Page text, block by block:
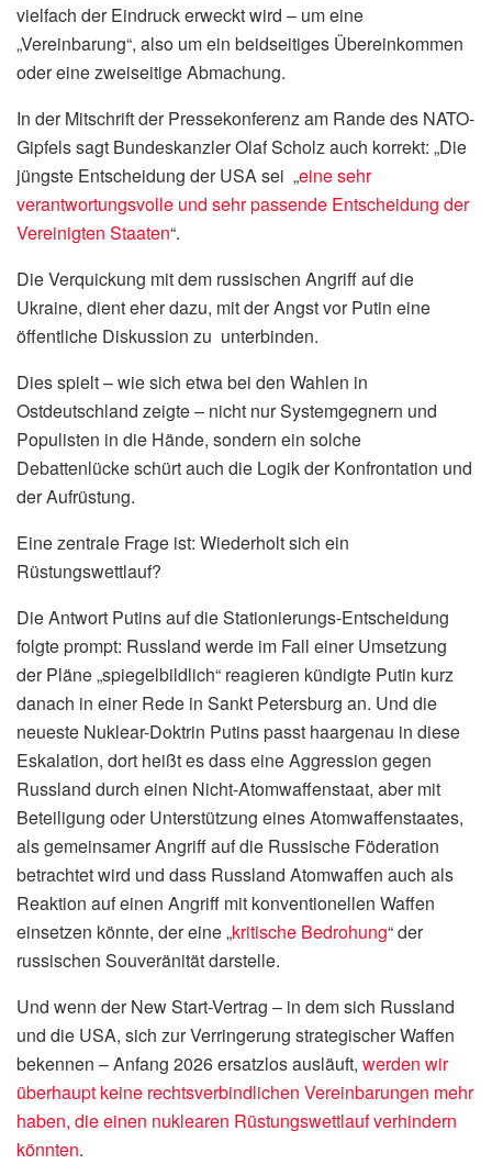
vielfach der Eindruck erweckt wird – um eine
„Vereinbarung“, also um ein beidseitiges Übereinkommen
oder eine zweiseitige Abmachung.
In der Mitschrift der Pressekonferenz am Rande des NATO-
Gipfels sagt Bundeskanzler Olaf Scholz auch korrekt: „Die
jüngste Entscheidung der USA sei „eine sehr
verantwortungsvolle und sehr passende Entscheidung der
Vereinigten Staaten“.
Die Verquickung mit dem russischen Angriff auf die
Ukraine, dient eher dazu, mit der Angst vor Putin eine
öffentliche Diskussion zu unterbinden.
Dies spielt – wie sich etwa bei den Wahlen in
Ostdeutschland zeigte – nicht nur Systemgegnern und
Populisten in die Hände, sondern ein solche
Debattenlücke schürt auch die Logik der Konfrontation und
der Aufrüstung.
Eine zentrale Frage ist: Wiederholt sich ein
Rüstungswettlauf?
Die Antwort Putins auf die Stationierungs-Entscheidung
folgte prompt: Russland werde im Fall einer Umsetzung
der Pläne „spiegelbildlich“ reagieren kündigte Putin kurz
danach in einer Rede in Sankt Petersburg an. Und die
neueste Nuklear-Doktrin Putins passt haargenau in diese
Eskalation, dort heißt es dass eine Aggression gegen
Russland durch einen Nicht-Atomwaffenstaat, aber mit
Beteiligung oder Unterstützung eines Atomwaffenstaates,
als gemeinsamer Angriff auf die Russische Föderation
betrachtet wird und dass Russland Atomwaffen auch als
Reaktion auf einen Angriff mit konventionellen Waffen
einsetzen könnte, der eine „kritische Bedrohung“ der
russischen Souveränität darstelle.
Und wenn der New Start-Vertrag – in dem sich Russland
und die USA, sich zur Verringerung strategischer Waffen
bekennen – Anfang 2026 ersatzlos ausläuft, werden wir
überhaupt keine rechtsverbindlichen Vereinbarungen mehr
haben, die einen nuklearen Rüstungswettlauf verhindern
könnten.